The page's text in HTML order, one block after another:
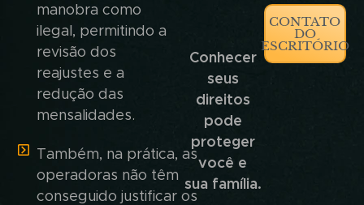
manobra como
ilegal, permitindo a
revisão dos
reajustes e a
redução das
mensalidades.
Também, na prática, as
operadoras não têm
conseguido justificar os
Conhecer
seus
direitos
pode
proteger
você e
sua família.
CONTATO
DO
ESCRITÓRIO